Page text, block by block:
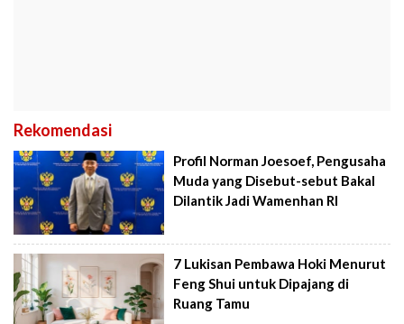
Rekomendasi
Profil Norman Joesoef, Pengusaha
Muda yang Disebut-sebut Bakal
Dilantik Jadi Wamenhan RI
7 Lukisan Pembawa Hoki Menurut
Feng Shui untuk Dipajang di
Ruang Tamu